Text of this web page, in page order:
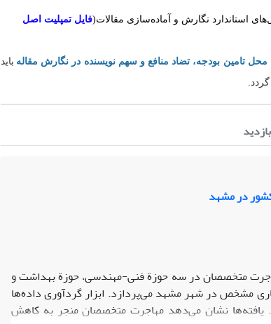
استاندارد نگارش و آماده‌سازی مقالات(فایل تمپلیت اصل
تامین بودجه، تضاد منافع و سهم نویسنده در نگارش مقاله باید
.
در مشهد
متخصصان در سه حوزة فنی-مهندسی، حوزة بهداشت و
مشخص در شهر مشهدمی‌پردازد. ابزار گرد‌آوری داده‌ها
یافته‌ها نشان می‌دهد مهاجرت متخصصان منجر به کاهش